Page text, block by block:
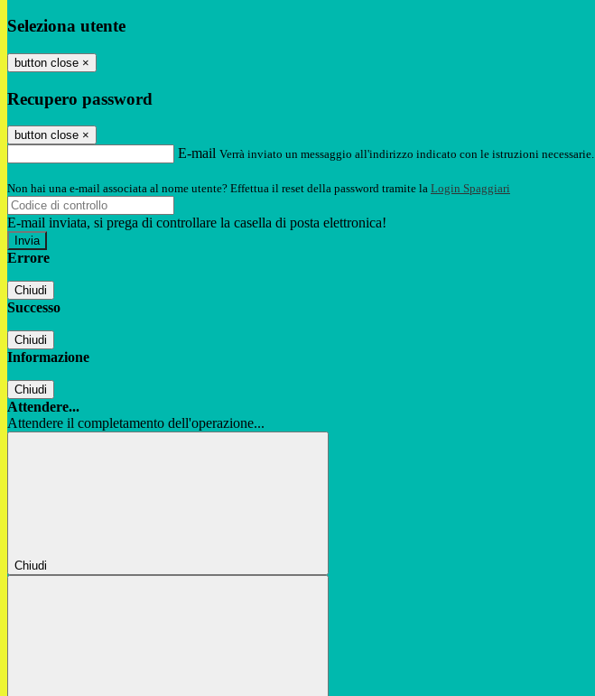
Seleziona utente
button close ×
Recupero password
button close ×
E-mail Verrà inviato un messaggio all'indirizzo indicato con le istruzioni necessarie.
Non hai una e-mail associata al nome utente? Effettua il reset della password tramite la Login Spaggiari
E-mail inviata, si prega di controllare la casella di posta elettronica!
Errore
Chiudi
Successo
Chiudi
Informazione
Chiudi
Attendere...
Attendere il completamento dell'operazione...
Chiudi